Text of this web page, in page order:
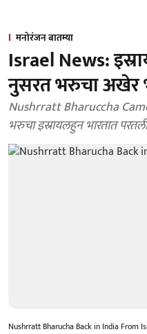
मनोरंजन बातम्या
Israel News:
नुसरत भरुचा अखेर
Nushrratt Bharuccha
भरुचा इस्रायलहुन भारतात
Nushrratt Bharucha Back in India From